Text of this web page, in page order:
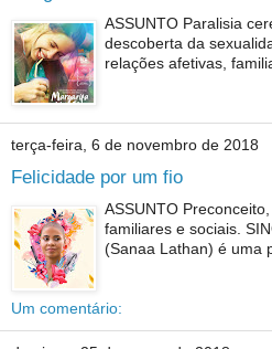
ASSUNTO Paralisia
descoberta da
relações afetivas,
terça-feira, 6 de novembro de 2018
Felicidade por um fio
ASSUNTO
familiares e sociais.
(Sanaa Lathan) é uma
Um comentário: